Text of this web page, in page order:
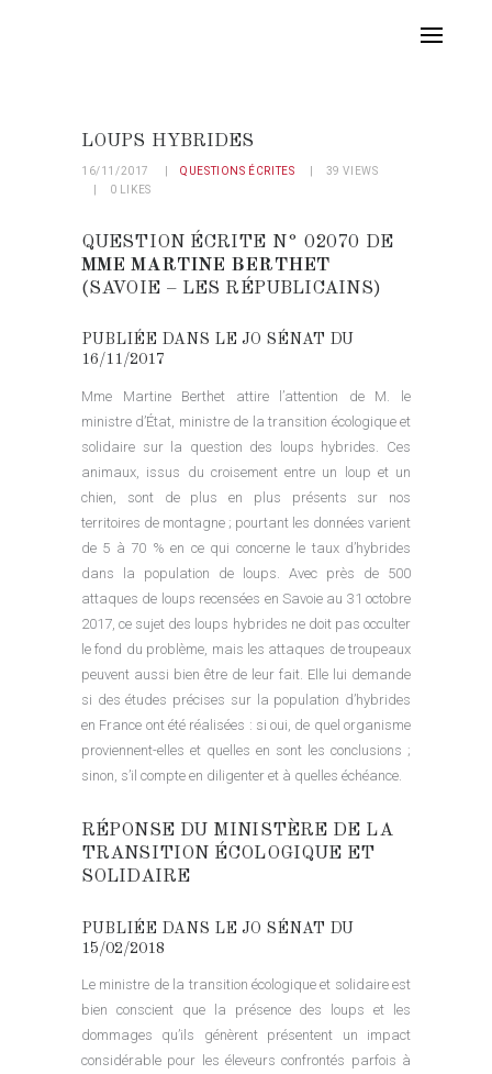
LOUPS HYBRIDES
16/11/2017 QUESTIONS ÉCRITES 39 VIEWS
0
LIKES
QUESTION ÉCRITE N° 02070 DE
MME MARTINE BERTHET
(SAVOIE – LES RÉPUBLICAINS)
PUBLIÉE DANS LE JO SÉNAT DU
16/11/2017
Mme Martine Berthet attire l’attention de M. le
ministre d’État, ministre de la transition écologique et
solidaire sur la question des loups hybrides. Ces
animaux, issus du croisement entre un loup et un
chien, sont de plus en plus présents sur nos
territoires de montagne ; pourtant les données varient
de 5 à 70 % en ce qui concerne le taux d’hybrides
dans la population de loups. Avec près de 500
attaques de loups recensées en Savoie au 31 octobre
2017, ce sujet des loups hybrides ne doit pas occulter
le fond du problème, mais les attaques de troupeaux
peuvent aussi bien être de leur fait. Elle lui demande
si des études précises sur la population d’hybrides
en France ont été réalisées : si oui, de quel organisme
proviennent-elles et quelles en sont les conclusions ;
sinon, s’il compte en diligenter et à quelles échéance.
RÉPONSE DU MINISTÈRE DE LA
TRANSITION ÉCOLOGIQUE ET
SOLIDAIRE
PUBLIÉE DANS LE JO SÉNAT DU
15/02/2018
Le ministre de la transition écologique et solidaire est
bien conscient que la présence des loups et les
dommages qu’ils génèrent présentent un impact
considérable pour les éleveurs confrontés parfois à